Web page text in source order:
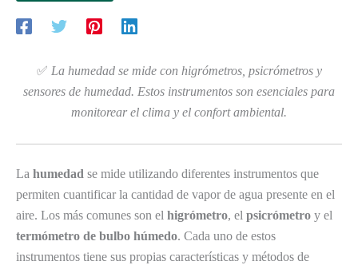
✅ La humedad se mide con higrómetros, psicrómetros y
sensores de humedad. Estos instrumentos son esenciales para
monitorear el clima y el confort ambiental.
La humedad se mide utilizando diferentes instrumentos que
permiten cuantificar la cantidad de vapor de agua presente en el
aire. Los más comunes son el higrómetro, el psicrómetro y el
termómetro de bulbo húmedo. Cada uno de estos
instrumentos tiene sus propias características y métodos de